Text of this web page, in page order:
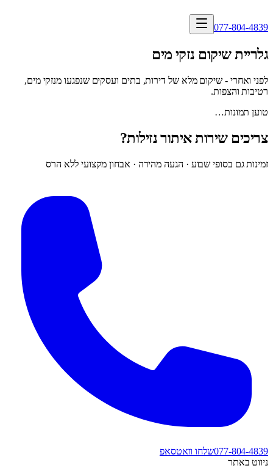
077-804-4839
גלריית שיקום נזקי מים
לפני ואחרי - שיקום מלא של דירות, בתים ועסקים שנפגעו מנזקי מים,
רטיבות והצפות.
טוען תמונות…
צריכים שירות איתור נזילות?
זמינות גם בסופי שבוע · הגעה מהירה · אבחון מקצועי ללא הרס
077-804-4839שלחו וואטסאפ
ניווט באתר